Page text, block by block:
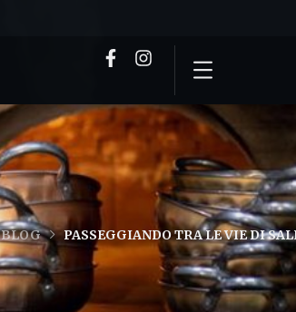
BLOG PASSEGGIANDO TRA LE VIE DI